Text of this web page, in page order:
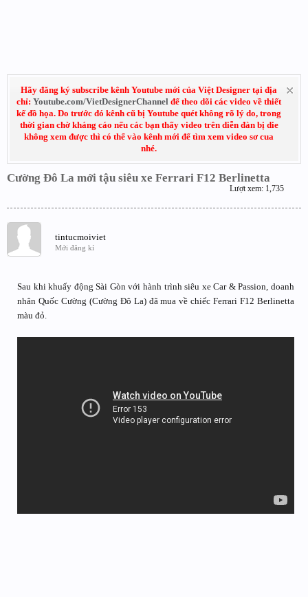
Hãy đăng ký subscribe kênh Youtube mới của Việt Designer tại địa
chỉ: Youtube.com/VietDesignerChannel để theo dõi các video về thiết
kế đồ họa. Do trước đó kênh cũ bị Youtube quét không rõ lý do, trong
thời gian chờ kháng cáo nếu các bạn thấy video trên diễn đàn bị die
không xem được thì có thể vào kênh mới để tìm xem video sơ cua
nhé.
Cường Đô La mới tậu siêu xe Ferrari F12 Berlinetta
Lượt xem: 1,735
tintucmoiviet
Mới đăng kí
Sau khi khuấy động Sài Gòn với hành trình siêu xe Car & Passion, doanh
nhân Quốc Cường (Cường Đô La) đã mua về chiếc Ferrari F12 Berlinetta
màu đỏ.